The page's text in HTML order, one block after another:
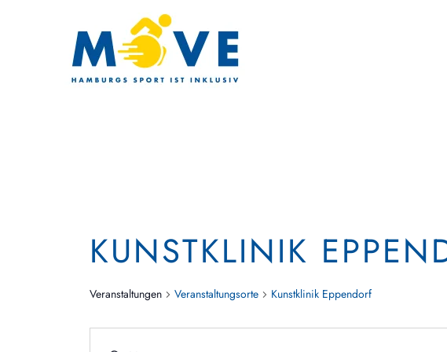
Zum Hauptinhalt springen
KUNSTKLINIK
Veranstaltungen Veranstaltungsorte Kunstklinik Eppendorf